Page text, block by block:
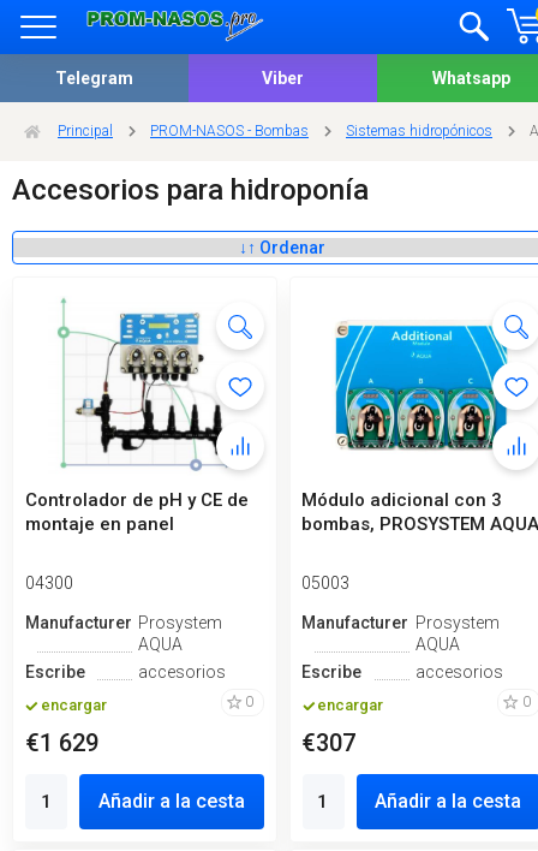
Telegram Viber Whatsapp
Principal PROM-NASOS - Bombas Sistemas hidropónicos
Accesorios para hidroponía
Controlador de pH y CE de
montaje en panel
04300
ManufactureroProsystem
AQUA
Escribe
accesorios
encargar 0
€1 629
Añadir a la cesta
Módulo adicional con 3
bombas, PROSYSTEM
05003
ManufactureroProsystem
AQUA
Escribe
accesorios
encargar 0
€307
Añadir a la cesta